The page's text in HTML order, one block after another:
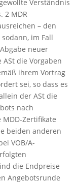
Verständnis
2 MDR
– den
im Fall
neuer
die Vorgaben
ihrem Vortrag
sei, so dass es
der ASt die
nach
Zertifikate
beiden anderen
VOB/A-
die Endpreise
Angebotsrunde